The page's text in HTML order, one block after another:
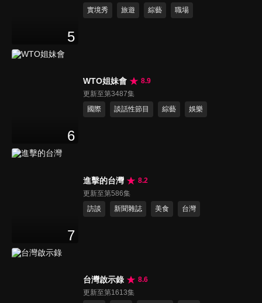
5
實境秀
旅遊 綜藝 職場
6
WTO姐妹會
8.9
更新至第3487集
國際
談話性節目 綜藝 娛樂
7
進擊的台灣
8.2
更新至第586集
訪談
新聞雜誌 美食 台灣
台灣啟示錄
8.6
更新至第1613集